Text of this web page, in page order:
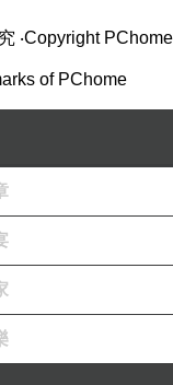
‧Copyright PChome
of PChome